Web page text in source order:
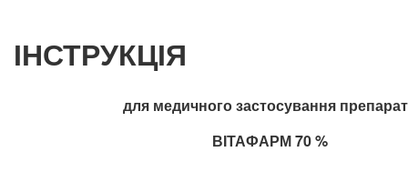
ІНСТРУКЦІЯ
для медичного застосування
ВІТАФАРМ 70 %